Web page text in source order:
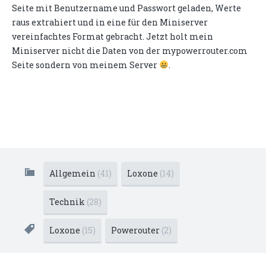
Seite mit Benutzername und Passwort geladen, Werte
raus extrahiert und in eine für den Miniserver
vereinfachtes Format gebracht. Jetzt holt mein
Miniserver nicht die Daten von der mypowerrouter.com
Seite sondern von meinem Server
.
Allgemein (41) Loxone (14)
Technik (28)
Loxone (15) Powerouter (2)